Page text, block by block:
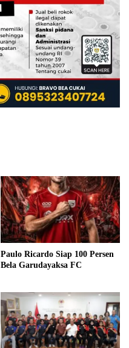
Paulo Ricardo Siap 100 Persen
Bela Garudayaksa FC